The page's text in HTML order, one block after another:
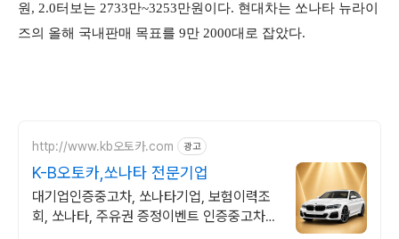
원, 2.0터보는 2733만~3253만원이다. 현대차는 쏘나타 뉴라이
즈의 올해 국내판매 목표를 9만 2000대로 잡았다.
http://www.kb오토카.com 광고
K-B오토카,쏘나타 전문기업
대기업인증중고차, 쏘나타기업, 보험이력조
회, 쏘나타, 주유권 증정이벤트 인증중고차 7